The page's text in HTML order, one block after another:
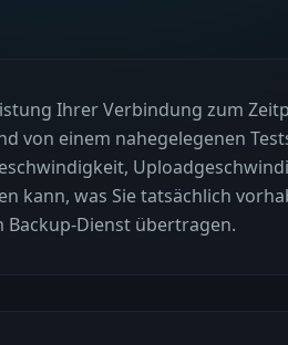
Ihrer Verbindung zum
von einem nahegelegenen
kann, was Sie tatsächlich
Dienst übertragen.